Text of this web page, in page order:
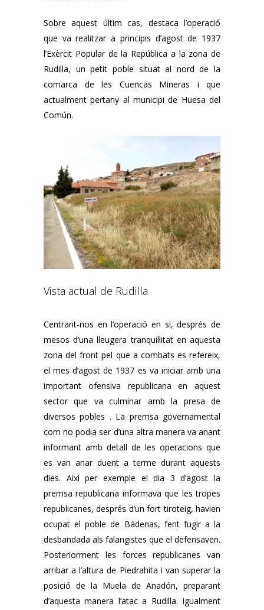
Sobre aquest últim cas, destaca l’operació
que va realitzar a principis d’agost de 1937
l’Exèrcit Popular de la República a la zona de
Rudilla, un petit poble situat al nord de la
comarca de les Cuencas Mineras i que
actualment pertany al municipi de Huesa del
Común.
Vista actual de Rudilla
Centrant-nos en l’operació en si, després de
mesos d’una lleugera tranquil·litat en aquesta
zona del front pel que a combats es refereix,
el mes d’agost de 1937 es va iniciar amb una
important ofensiva republicana en aquest
sector que va culminar amb la presa de
diversos pobles . La premsa governamental
com no podia ser d’una altra manera va anant
informant amb detall de les operacions que
es van anar duent a terme durant aquests
dies. Així per exemple el dia 3 d’agost la
premsa republicana informava que les tropes
republicanes, després d’un fort tiroteig, havien
ocupat el poble de Bádenas, fent fugir a la
desbandada als falangistes que el defensaven.
Posteriorment les forces republicanes van
arribar a l’altura de Piedrahita i van superar la
posició de la Muela de Anadón, preparant
d’aquesta manera l’atac a Rudilla. Igualment